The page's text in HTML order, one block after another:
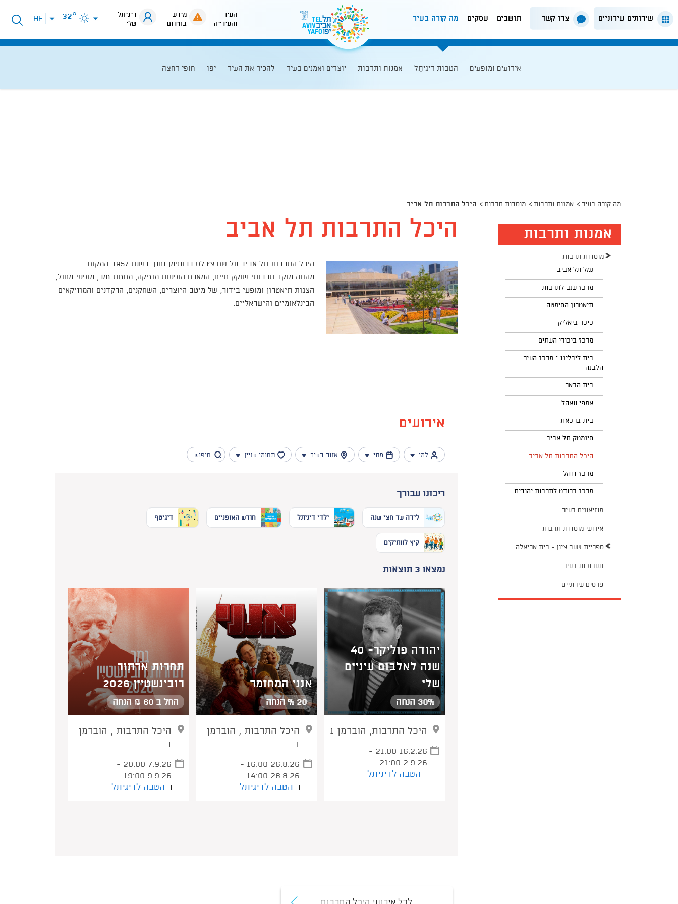
שירותים עירוניים צרו קשר תושבים עסקים מה קורה בעיר
העיר
והעירייה
מידע
בחירום
דיגיתל
שלי
32°
פתיחת
תפריט
HE
אירועים ומופעים הטבות דיגיתֵל אמנות ותרבות יוצרים ואמנים בעיר להכיר את העיר יפו חופי רחצה
מה קורה בעיר אמנות ותרבות מוסדות תרבות היכל התרבות תל אביב
אמנות ותרבות
מוסדות תרבות
נמל תל אביב
מרכז ענב לתרבות
תיאטרון הסימטה
כיכר ביאליק
מרכז ביכורי העתים
בית ליבלינג – מרכז העיר
הלבנה
בית הבאר
אמפי וואהל
בית ברכאת
סינמטק תל אביב
היכל התרבות תל אביב
מרכז דוהל
מרכז ברודט לתרבות יהודית
מוזיאונים בעיר
אירועי מוסדות תרבות
ספריית שער ציון - בית אריאלה
תערוכות בעיר
פרסים עירוניים
היכל התרבות תל אביב
היכל התרבות תל אביב על שם צ'רלס ברונפמן נחנך בשנת 1957. המקום
מהווה מוקד תרבותי שוקק חיים, המארח הופעות מוזיקה, מחזות זמר, מופעי מחול,
הצגות תיאטרון ומופעי בידור, של מיטב היוצרים, השחקנים, הרקדנים והמוזיקאים
הבינלאומיים והישראליים.
אירועים
למי מתי אזור בעיר תחומי עניין
ריכזנו עבורך
לידה עד חצי שנה ילדי דיגיתל חודש האופניים דיגיטף
קיץ לוותיקים
נמצאו 3 תוצאות
יהודה פוליקר- 40
שנה לאלבום עיניים
שלי
30% הנחה
היכל התרבות, הוברמן 1
21:00 16.2.26 -
21:00 2.9.26
הטבה לדיגיתל
אנני המחזמר
20 % הנחה
היכל התרבות , הוברמן
1
16:00 26.8.26 -
14:00 28.8.26
הטבה לדיגיתל
תחרות ארתור
רובינשטיין 2026
החל ב 60 ₪ הנחה
היכל התרבות , הוברמן
1
20:00 7.9.26 -
19:00 9.9.26
הטבה לדיגיתל
לכל אירועי היכל התרבות